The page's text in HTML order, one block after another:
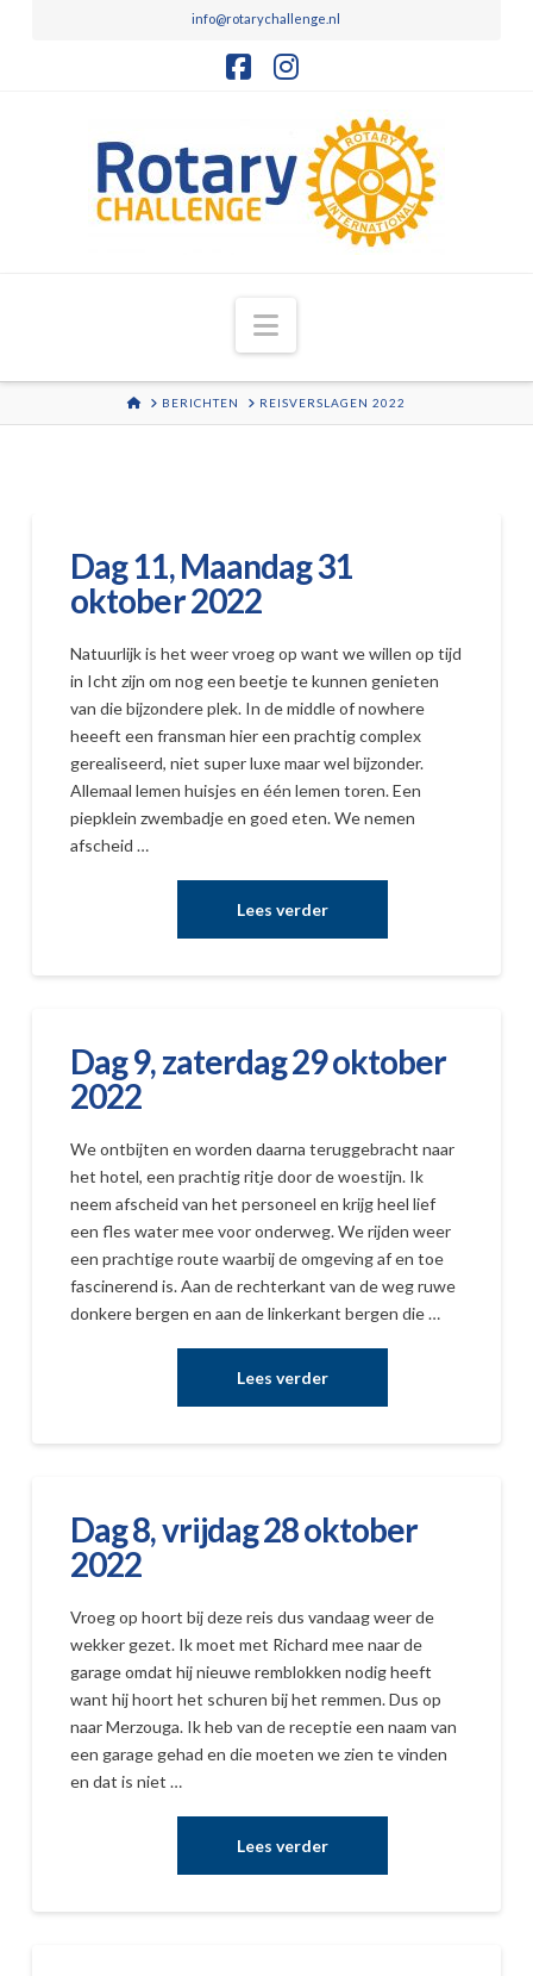
info@rotarychallenge.nl
Navigation
HOMEBERICHTEN REISVERSLAGEN 2022
Dag 11, Maandag 31
oktober 2022
Natuurlijk is het weer vroeg op want we willen op tijd
in Icht zijn om nog een beetje te kunnen genieten
van die bijzondere plek. In de middle of nowhere
heeeft een fransman hier een prachtig complex
gerealiseerd, niet super luxe maar wel bijzonder.
Allemaal lemen huisjes en één lemen toren. Een
piepklein zwembadje en goed eten. We nemen
afscheid …
Dag 9, zaterdag 29 oktober
2022
We ontbijten en worden daarna teruggebracht naar
het hotel, een prachtig ritje door de woestijn. Ik
neem afscheid van het personeel en krijg heel lief
een fles water mee voor onderweg. We rijden weer
een prachtige route waarbij de omgeving af en toe
fascinerend is. Aan de rechterkant van de weg ruwe
donkere bergen en aan de linkerkant bergen die …
Dag 8, vrijdag 28 oktober
2022
Vroeg op hoort bij deze reis dus vandaag weer de
wekker gezet. Ik moet met Richard mee naar de
garage omdat hij nieuwe remblokken nodig heeft
want hij hoort het schuren bij het remmen. Dus op
naar Merzouga. Ik heb van de receptie een naam van
een garage gehad en die moeten we zien te vinden
en dat is niet …